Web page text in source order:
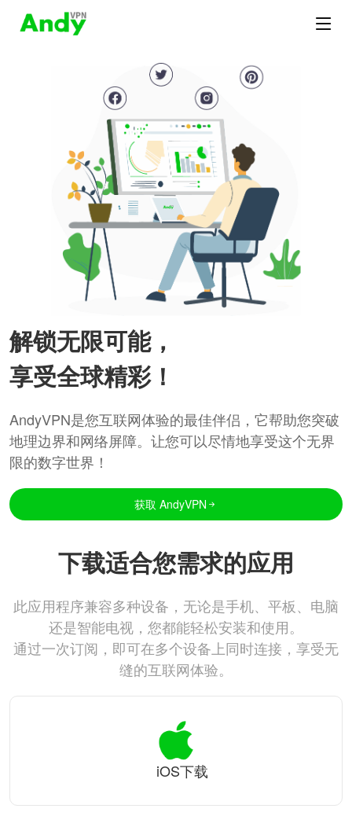
解锁无限可能，
享受全球精彩！
AndyVPN是您互联网体验的最佳伴侣，它帮助您突破
地理边界和网络屏障。让您可以尽情地享受这个无界
限的数字世界！
获取 AndyVPN
下载适合您需求的应用
此应用程序兼容多种设备，无论是手机、平板、电脑
还是智能电视，您都能轻松安装和使用。
通过一次订阅，即可在多个设备上同时连接，享受无
缝的互联网体验。
iOS下载